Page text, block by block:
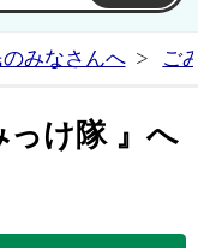
みなさんへ ご
っけ隊 』へ